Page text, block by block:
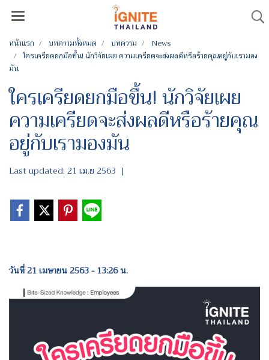
หน้าแรก บทความทั้งหมด บทความ
News
ใครเครียดยกมือขึ้น! นักวิจัยเผย ความเครียดจะส่งผลดีหรือร้ายคุณอยู่กับเรามอง
มัน
ใครเครียดยกมือขึ้น! นักวิจัยเผย
ความเครียดจะส่งผลดีหรือร้ายคุณ
อยู่กับเรามองมัน
Last updated: 21 เม.ย 2563 |
วันที่ 21 เมษายน 2563 - 13:26 น.